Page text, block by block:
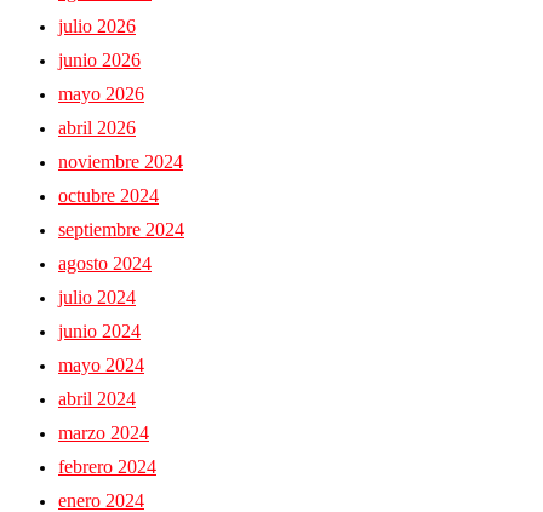
julio 2026
junio 2026
mayo 2026
abril 2026
noviembre 2024
octubre 2024
septiembre 2024
agosto 2024
julio 2024
junio 2024
mayo 2024
abril 2024
marzo 2024
febrero 2024
enero 2024